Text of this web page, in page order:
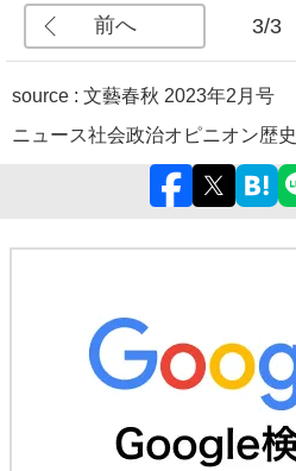
前へ 3/3
source : 文藝春秋 2023年2月号
ニュース社会政治オピニオン歴史